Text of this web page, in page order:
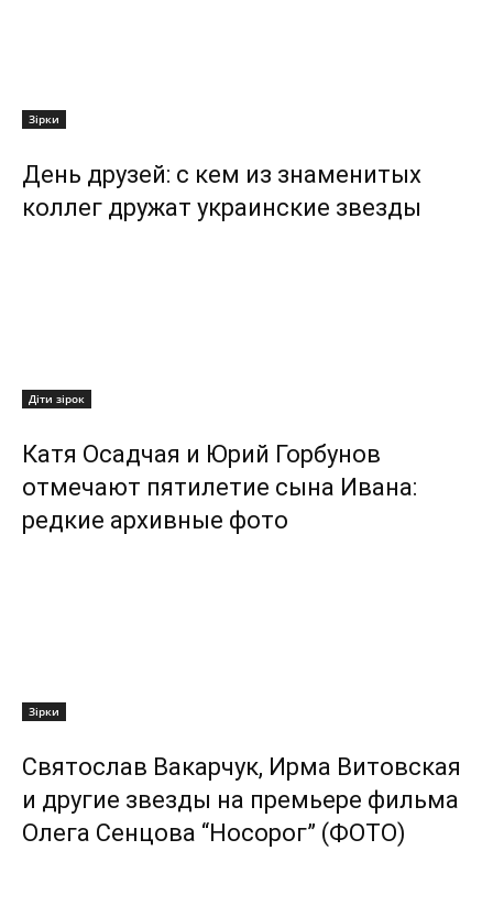
Зірки
День друзей: с кем из знаменитых
коллег дружат украинские звезды
Діти зірок
Катя Осадчая и Юрий Горбунов
отмечают пятилетие сына Ивана:
редкие архивные фото
Зірки
Святослав Вакарчук, Ирма Витовская
и другие звезды на премьере фильма
Олега Сенцова “Носорог” (ФОТО)